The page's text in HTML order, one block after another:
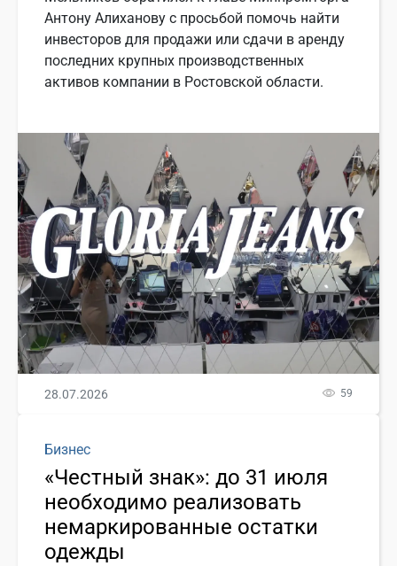
Антону Алиханову с просьбой помочь найти
инвесторов для продажи или сдачи в аренду
последних крупных производственных
активов компании в Ростовской области.
28.07.2026 59
Бизнес
«Честный знак»: до 31 июля
необходимо реализовать
немаркированные остатки
одежды